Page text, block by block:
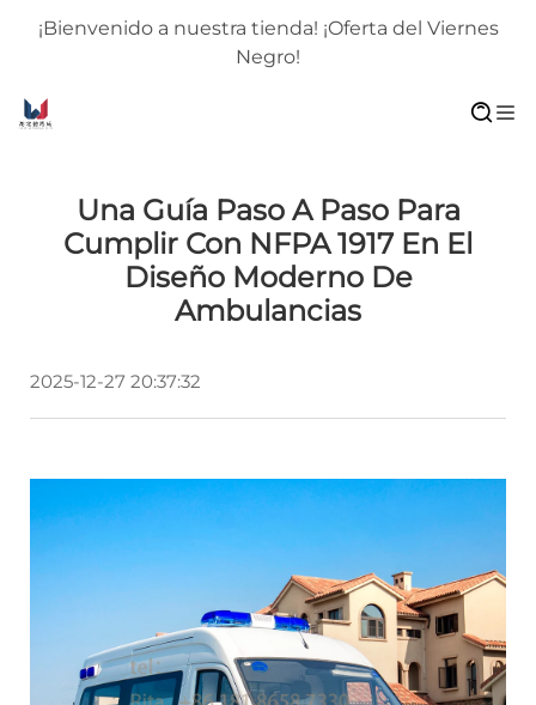
¡Bienvenido a nuestra tienda! ¡Oferta del Viernes
Negro!
Una Guía Paso A Paso Para
Cumplir Con NFPA 1917 En El
Diseño Moderno De
Ambulancias
2025-12-27 20:37:32